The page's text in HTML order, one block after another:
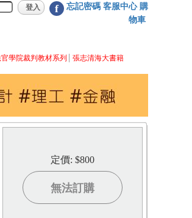
f 忘記密碼 客服中心 購
物車
學院裁判教材系列 張志清海大書籍
定價: $800
無法訂購